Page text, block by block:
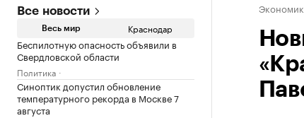
Все новости
Весь мир Краснодар
Беспилотную опасность объявили в
Свердловской области
Политика
Синоптик допустил обновление
температурного рекорда в Москве 7
августа